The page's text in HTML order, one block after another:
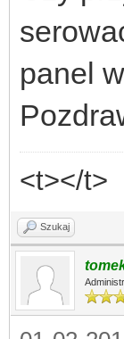
panel
<t></t>
Szukaj